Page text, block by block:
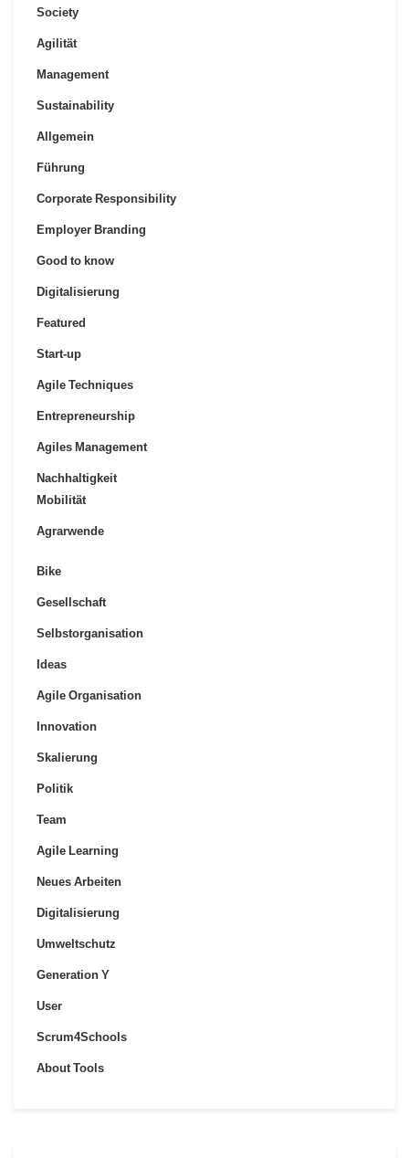
Society
Agilität
Management
Sustainability
Allgemein
Führung
Corporate Responsibility
Employer Branding
Good to know
Digitalisierung
Featured
Start-up
Agile Techniques
Entrepreneurship
Agiles Management
Nachhaltigkeit
Mobilität
Agrarwende
Bike
Gesellschaft
Selbstorganisation
Ideas
Agile Organisation
Innovation
Skalierung
Politik
Team
Agile Learning
Neues Arbeiten
Digitalisierung
Umweltschutz
Generation Y
User
Scrum4Schools
About Tools